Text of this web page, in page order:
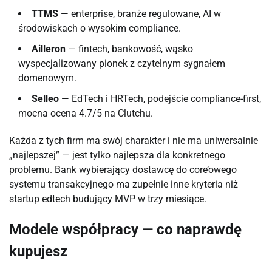
TTMS — enterprise, branże regulowane, AI w
środowiskach o wysokim compliance.
Ailleron — fintech, bankowość, wąsko
wyspecjalizowany pionek z czytelnym sygnałem
domenowym.
Selleo — EdTech i HRTech, podejście compliance-first,
mocna ocena 4.7/5 na Clutchu.
Każda z tych firm ma swój charakter i nie ma uniwersalnie
„najlepszej” — jest tylko najlepsza dla konkretnego
problemu. Bank wybierający dostawcę do core’owego
systemu transakcyjnego ma zupełnie inne kryteria niż
startup edtech budujący MVP w trzy miesiące.
Modele współpracy — co naprawdę
kupujesz